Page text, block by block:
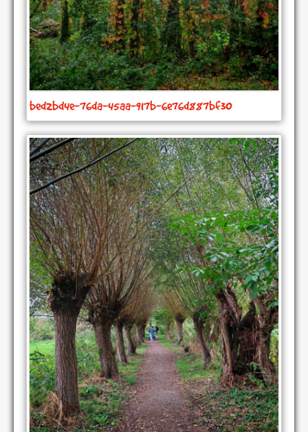
bed2bd4e-76da-45aa-917b-6e76d887bf30